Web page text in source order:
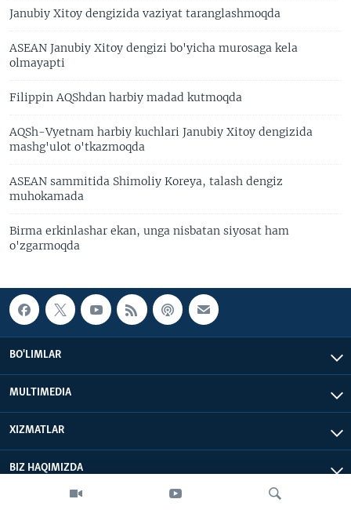
Janubiy Xitoy dengizida vaziyat taranglashmoqda
ASEAN Janubiy Xitoy dengizi bo'yicha murosaga kela
olmayapti
Filippin AQShdan harbiy madad kutmoqda
AQSh-Vyetnam harbiy kuchlari Janubiy Xitoy dengizida
mashg'ulot o'tkazmoqda
ASEAN sammitida Shimoliy Koreya, talash dengiz
muhokamada
Birma erkinlashar ekan, unga nisbatan siyosat ham
o'zgarmoqda
BO'LIMLAR
MULTIMEDIA
XIZMATLAR
BIZ HAQIMIZDA